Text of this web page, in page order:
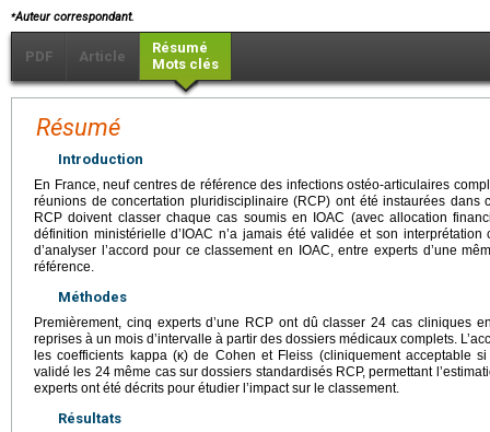
⁎Auteur correspondant.
PDF Article
Résumé
Mots clés
Résumé
Introduction
En France, neuf centres de référence des infections ostéo-articulaires
réunions de concertation pluridisciplinaire (RCP) ont été instaurées dans
RCP doivent classer chaque cas soumis en IOAC (avec allocation
définition ministérielle d’IOAC n’a jamais été validée et son
d’analyser l’accord pour ce classement en IOAC, entre experts d’une
référence.
Méthodes
Premièrement, cinq experts d’une RCP ont dû classer 24 cas cliniques
reprises à un mois d’intervalle à partir des dossiers médicaux complets.
les coefficients kappa (κ) de Cohen et Fleiss (cliniquement acceptable
validé les 24 même cas sur dossiers standardisés RCP, permettant
experts ont été décrits pour étudier l’impact sur le classement.
Résultats